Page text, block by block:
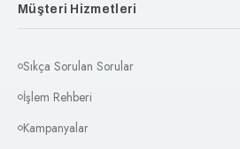
Müşteri Hizmetleri
Sıkça Sorulan Sorular
İşlem Rehberi
Kampanyalar